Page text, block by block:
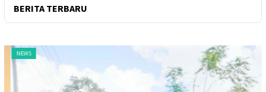
BERITA TERBARU
NEWS